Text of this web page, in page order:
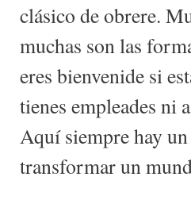
clásico de obrere.
muchas son las
eres bienvenide si
tienes empleades ni
Aquí siempre hay
transformar un